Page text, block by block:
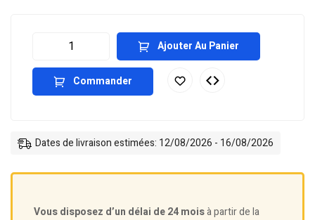
Ajouter Au Panier
Commander
Dates de livraison estimées: 12/08/2026 - 16/08/2026
Vous disposez d’un délai de 24 moisà partir de la